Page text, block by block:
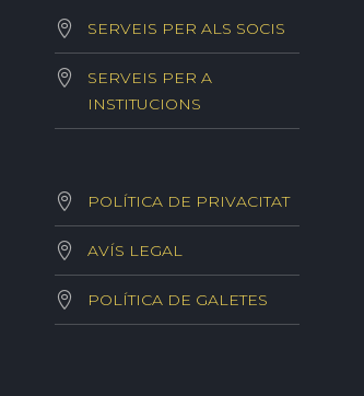
SERVEIS PER ALS SOCIS
SERVEIS PER A
INSTITUCIONS
POLÍTICA DE PRIVACITAT
AVÍS LEGAL
POLÍTICA DE GALETES